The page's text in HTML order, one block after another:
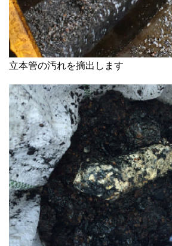
立本管の汚れを摘出します